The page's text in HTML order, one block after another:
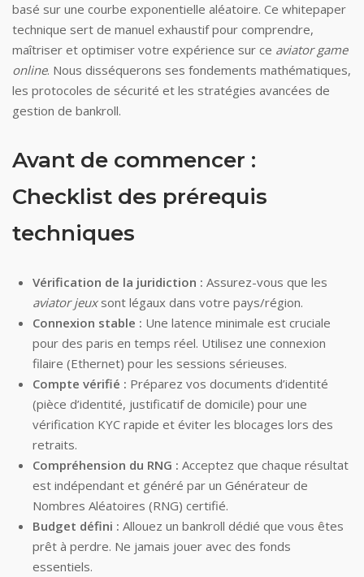
basé sur une courbe exponentielle aléatoire. Ce whitepaper
technique sert de manuel exhaustif pour comprendre,
maîtriser et optimiser votre expérience sur ce aviator game
online. Nous disséquerons ses fondements mathématiques,
les protocoles de sécurité et les stratégies avancées de
gestion de bankroll.
Avant de commencer :
Checklist des prérequis
techniques
Vérification de la juridiction : Assurez-vous que les
aviator jeuxsont légaux dans votre pays/région.
Connexion stable : Une latence minimale est cruciale
pour des paris en temps réel. Utilisez une connexion
filaire (Ethernet) pour les sessions sérieuses.
Compte vérifié : Préparez vos documents d’identité
(pièce d’identité, justificatif de domicile) pour une
vérification KYC rapide et éviter les blocages lors des
retraits.
Compréhension du RNG : Acceptez que chaque résultat
est indépendant et généré par un Générateur de
Nombres Aléatoires (RNG) certifié.
Budget défini : Allouez un bankroll dédié que vous êtes
prêt à perdre. Ne jamais jouer avec des fonds
essentiels.